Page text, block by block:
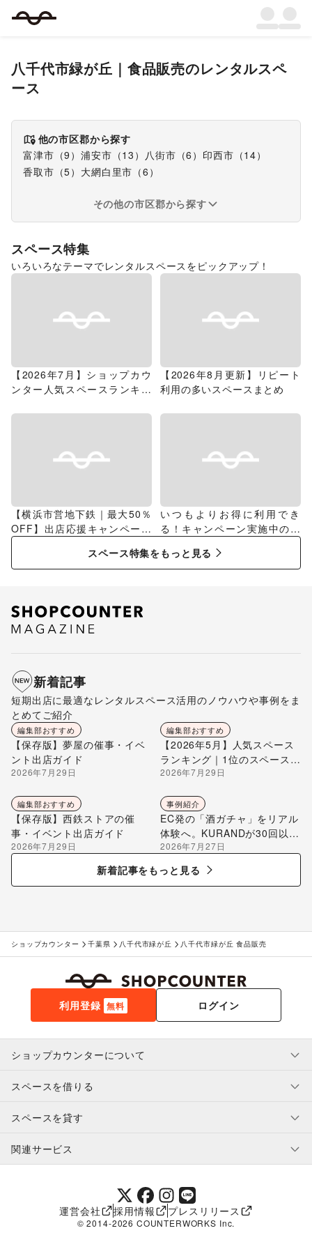
八千代市緑が丘 ｜ 食品販売のレンタルスペ
ース
他の市区郡から探す
富津市 （9 ）浦安市 （13 ） 八街市 （6 ） 印西市 （14）
香取市 （5） 大網白里市 （6 ）
その他の市区郡から探す
スペース特集
いろいろなテーマでレンタルスペースをピックアップ！
【2026年7月】ショップカウ
ンター人気スペースランキン
【2026年8月更新】リピート
利用の多いスペースまとめ
【横浜市営地下鉄｜最大50％
OFF】出店応援キャンペーン
特集
いつもよりお得に利用でき
る！キャンペーン実施中のス
スペース特集をもっと見る
新着記事
短期出店に最適なレンタルスペース活用のノウハウや事例をま
とめてご紹介
編集部おすすめ
【保存版】夢屋の催事・イベ
ント出店ガイド
2026年7月29日
編集部おすすめ
【2026年5月】人気スペース
ランキング｜1位のスペースを
編集部が解説
2026年7月29日
編集部おすすめ
【保存版】西鉄ストアの催
事・イベント出店ガイド
2026年7月29日
事例紹介
EC発の「酒ガチャ」をリアル
体験へ。KURANDが30回以上
のポップアップ出店で届け
る“新しいお酒との出会い”
2026年7月27日
新着記事をもっと見る
ショップカウンター 千葉県 八千代市緑が丘 八千代市緑が丘 食品販売
利用登録 無料 ログイン
ショップカウンターについて
利用規約・ガイドライン
特定商取引法に基づく表示
補償プログラム
スペースを借りる
スペースを借りたい人へ
ユーザー利用規約
提携パートナー
スペースを貸す
スペースを貸したい方へ
オーナー利用規約
関連サービス
SHOPCOUNTER MAGAZINE
ショップカウンターエンタープライズ
ショップカウンター常設
運営会社 採用情報 プレスリリース
© 2014-2026 COUNTERWORKS Inc.